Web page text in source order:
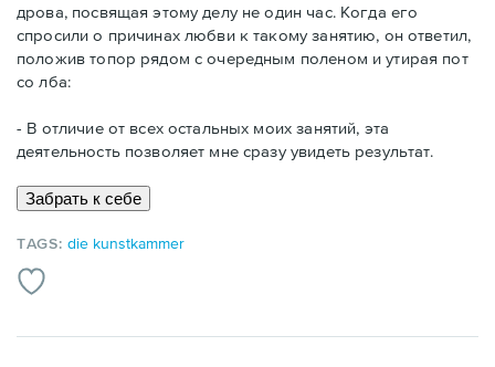
дрова, посвящая этому делу не один час. Когда его
спросили о причинах любви к такому занятию, он ответил,
положив топор рядом с очередным поленом и утирая пот
со лба:
- В отличие от всех остальных моих занятий, эта
деятельность позволяет мне сразу увидеть результат.
TAGS:die kunstkammer